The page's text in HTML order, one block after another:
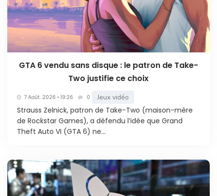
GTA 6 vendu sans disque : le patron de Take-
Two justifie ce choix
7 Août. 2026 • 19:26 0 Jeux vidéo
Strauss Zelnick, patron de Take-Two (maison-mère
de Rockstar Games), a défendu l’idée que Grand
Theft Auto VI (GTA 6) ne...